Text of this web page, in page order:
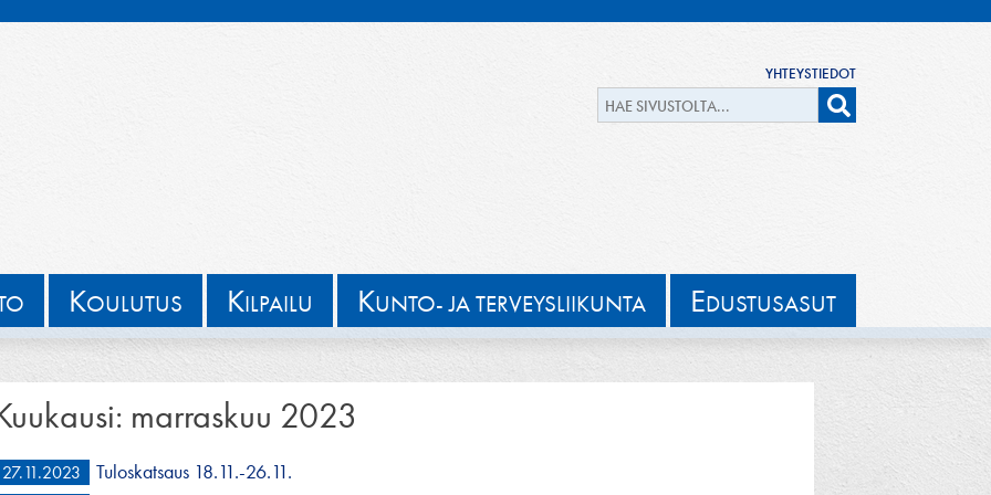
YHTEYSTIEDOT
KOULUTUS KILPAILU KUNTO- JA TERVEYSLIIKUNTA EDUSTUSASUT
marraskuu 2023
27.11.2023 Tuloskatsaus 18.11.-26.11.